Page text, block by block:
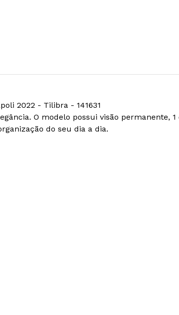
2022 - Tilibra - 141631
O modelo possui visão permanente, 1
do seu dia a dia.